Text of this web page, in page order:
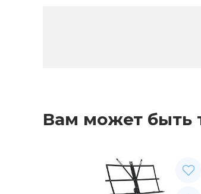
Вам может быть